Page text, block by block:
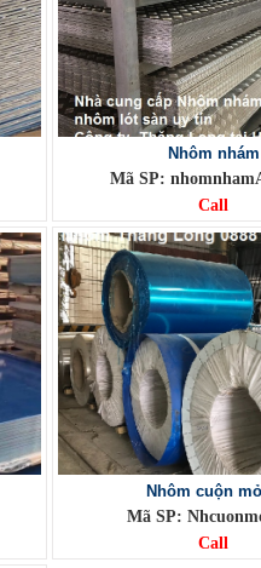
Nhôm nhám
Mã SP:
Call
Nhôm cuộn
Mã SP:
Call